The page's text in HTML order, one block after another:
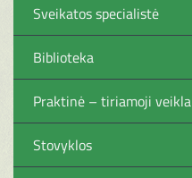
Sveikatos specialistė
Biblioteka
Praktinė – tiriamoji veikla
Stovyklos